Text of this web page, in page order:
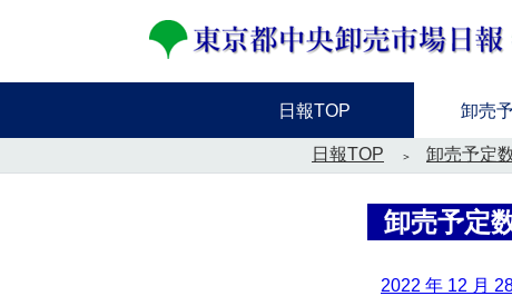
日報TOP 卸売
日報TOP 卸売予定
卸売予定
2022 年 12 月